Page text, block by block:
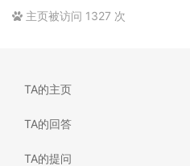
主页被访问 1327 次
TA的主页
TA的回答
TA的提问